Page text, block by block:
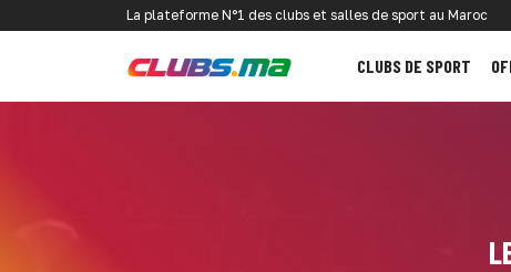
La plateforme N°1 des clubs et salles de sport au Maroc
CLUBS DE SPORT